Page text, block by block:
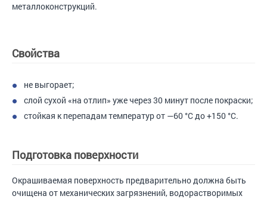
металлоконструкций.
Свойства
не выгорает;
слой сухой «на отлип» уже через 30 минут после покраски;
стойкая к перепадам температур от —60 °С до +150 °С.
Подготовка поверхности
Окрашиваемая поверхность предварительно должна быть
очищена от механических загрязнений, водорастворимых